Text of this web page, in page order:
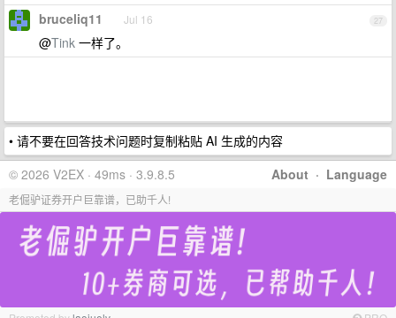
27
bruceliq11 Jul 16
@Tink 一样了。
• 请不要在回答技术问题时复制粘贴 AI 生成的内容
About · Language
© 2026 V2EX · 49ms · 3.9.8.5
老倔驴证券开户巨靠谱，已助千人!